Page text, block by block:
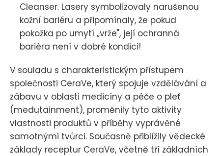
Cleanser. Lasery symbolizovaly narušenou
kožní bariéru a připomínaly, že pokud
pokožka po umytí „vrže", její ochranná
bariéra není v dobré kondici!
V souladu s charakteristickým přístupem
společnosti CeraVe, který spojuje vzdělávání a
zábavu v oblasti medicíny a péče o pleť
(medutainment), proměnily tyto aktivity
vlastnosti produktů v příběhy vyprávěné
samotnými tvůrci. Současně přiblížily vědecké
základy receptur CeraVe, včetně tří základních